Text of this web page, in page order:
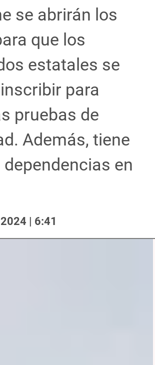
se abrirán los
que los
estatales se
para
pruebas de
Además, tiene
en
| 6:41